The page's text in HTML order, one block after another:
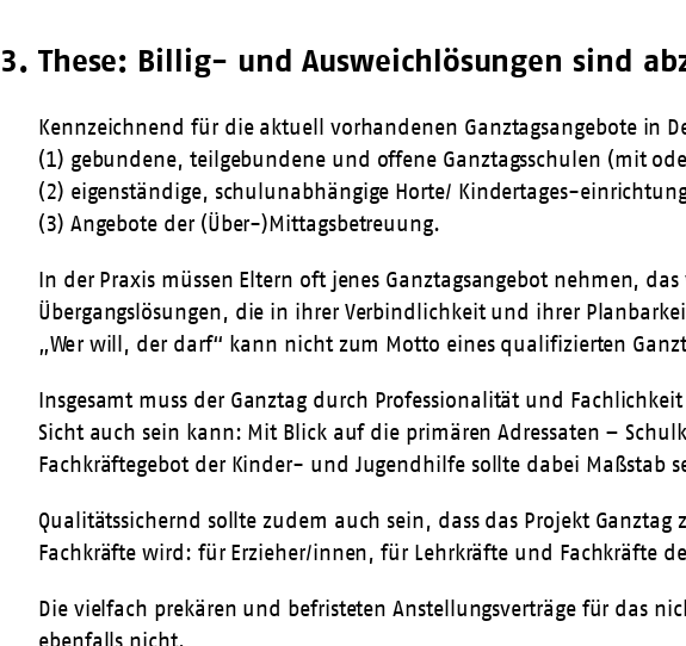
3. These: Billig- und Ausweichlösungen sind
Kennzeichnend für die aktuell vorhandenen Ganztagsangebote in
(1) gebundene, teilgebundene und offene Ganztagsschulen (mit
(2) eigenständige, schulunabhängige Horte/ Kindertages-
(3) Angebote der (Über-)Mittagsbetreuung.
In der Praxis müssen Eltern oft jenes Ganztagsangebot nehmen,
Übergangslösungen, die in ihrer Verbindlichkeit und ihrer
„Wer will, der darf“ kann nicht zum Motto eines qualifizierten
Insgesamt muss der Ganztag durch Professionalität und
Sicht auch sein kann: Mit Blick auf die primären Adressaten –
Fachkräftegebot der Kinder- und Jugendhilfe sollte dabei Maßstab
Qualitätssichernd sollte zudem auch sein, dass das Projekt
Fachkräfte wird: für Erzieher/innen, für Lehrkräfte und Fachkräfte
Die vielfach prekären und befristeten Anstellungsverträge für das
ebenfalls nicht.